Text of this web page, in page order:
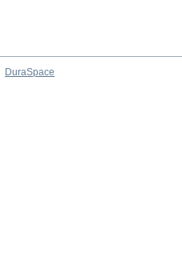
DuraSpace